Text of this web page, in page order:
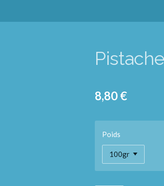
8,80 €
Poids